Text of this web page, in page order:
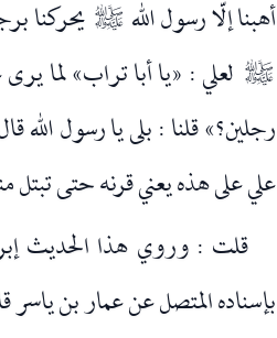
أهبنا إلّا رسول الله صلى‌الله‌عليه‌وآله يحركنا
صلى‌الله‌عليه‌وآله لعلي : «يا أبا تراب» لما
رجلين؟» قلنا : بلى يا رسول
علي على هذه يعني قرنه حتى تبتل
قلت : وروي هذا الحديث
بإسناده المتصل عن عمار بن